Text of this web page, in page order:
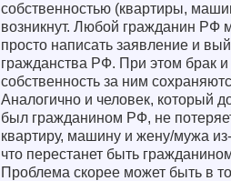
собственностью (квартиры,
возникнут. Любой гражданин РФ
просто написать заявление и
гражданства РФ. При этом брак и
собственность за ним
Аналогично и человек, который
был гражданином РФ, не
квартиру, машину и жену/мужа из-
что перестанет быть
Проблема скорее может быть в